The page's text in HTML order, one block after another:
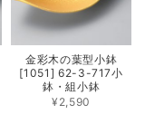
金彩木の葉型小鉢
[1051] 62-3-717小
鉢・組小鉢
¥2,590